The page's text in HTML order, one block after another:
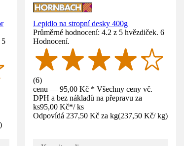
5
)
Lepidlo na stropní desky 400g
Průměrné hodnocení: 4.2 z 5 hvězdiček. 6
Hodnocení.
(6)
cenu — 95,00 Kč * Všechny ceny vč.
DPH a bez nákladů na přepravu za
ks95,00 Kč*/ ks
Odpovídá 237,50 Kč za kg(237,50 Kč/ kg)